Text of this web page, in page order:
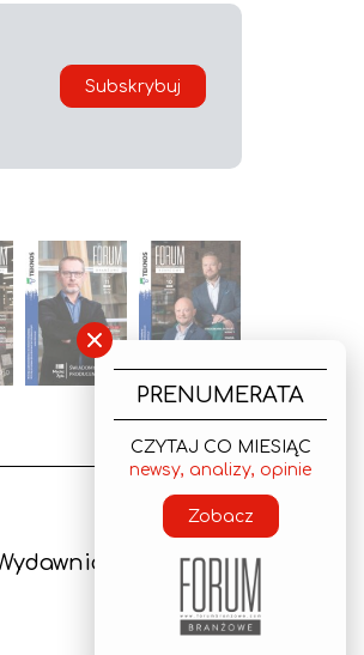
Subskrybuj
×
PRENUMERATA
CZYTAJ CO MIESIĄC
newsy, analizy, opinie
Zobacz